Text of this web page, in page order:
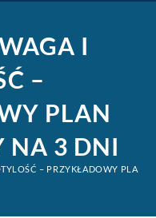
I
–
PLAN
NA 3 DNI
– PRZYKŁADOWY PLAN